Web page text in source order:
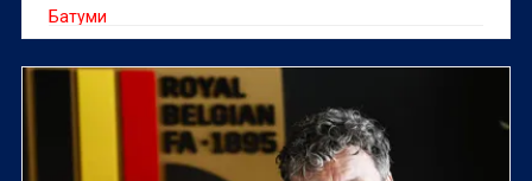
Батуми